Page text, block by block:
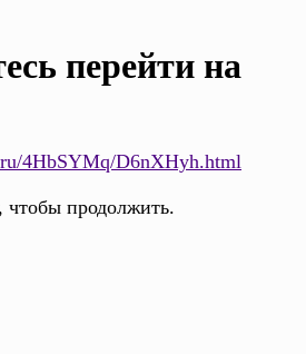
перейти на
4HbSYMq/D6nXHyh.html
продолжить.